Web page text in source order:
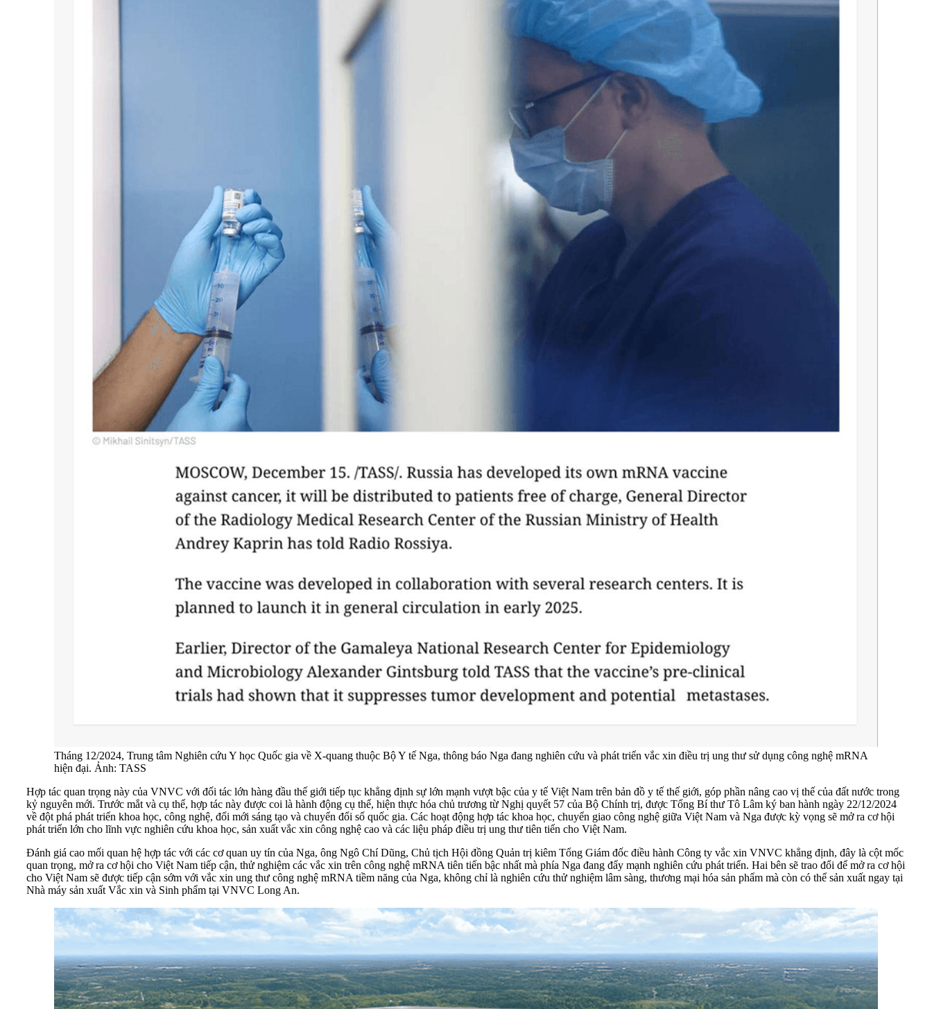
Tháng 12/2024, Trung tâm Nghiên cứu Y học Quốc gia về X-quang thuộc Bộ Y tế Nga, thông báo Nga đang nghiên cứu và phát triển vắc xin điều trị ung thư sử dụng công nghệ mRNA
hiện đại. Ảnh: TASS
Hợp tác quan trọng này của VNVC với đối tác lớn hàng đầu thế giới tiếp tục khẳng định sự lớn mạnh vượt bậc của y tế Việt Nam trên bản đồ y tế thế giới, góp phần nâng cao vị thế của đất nước trong
kỷ nguyên mới. Trước mắt và cụ thể, hợp tác này được coi là hành động cụ thể, hiện thực hóa chủ trương từ Nghị quyết 57 của Bộ Chính trị, được Tổng Bí thư Tô Lâm ký ban hành ngày 22/12/2024
về đột phá phát triển khoa học, công nghệ, đổi mới sáng tạo và chuyển đổi số quốc gia. Các hoạt động hợp tác khoa học, chuyển giao công nghệ giữa Việt Nam và Nga được kỳ vọng sẽ mở ra cơ hội
phát triển lớn cho lĩnh vực nghiên cứu khoa học, sản xuất vắc xin công nghệ cao và các liệu pháp điều trị ung thư tiên tiến cho Việt Nam.
Đánh giá cao mối quan hệ hợp tác với các cơ quan uy tín của Nga, ông Ngô Chí Dũng, Chủ tịch Hội đồng Quản trị kiêm Tổng Giám đốc điều hành Công ty vắc xin VNVC khẳng định, đây là cột mốc
quan trọng, mở ra cơ hội cho Việt Nam tiếp cận, thử nghiệm các vắc xin trên công nghệ mRNA tiên tiến bậc nhất mà phía Nga đang đẩy mạnh nghiên cứu phát triển. Hai bên sẽ trao đổi để mở ra cơ hội
cho Việt Nam sẽ được tiếp cận sớm với vắc xin ung thư công nghệ mRNA tiềm năng của Nga, không chỉ là nghiên cứu thử nghiệm lâm sàng, thương mại hóa sản phẩm mà còn có thể sản xuất ngay tại
Nhà máy sản xuất Vắc xin và Sinh phẩm tại VNVC Long An.